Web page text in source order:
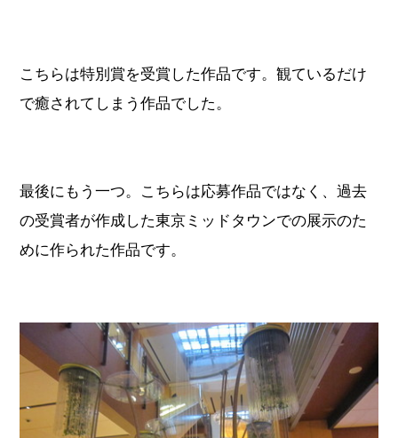
こちらは特別賞を受賞した作品です。観ているだけ
で癒されてしまう作品でした。
最後にもう一つ。こちらは応募作品ではなく、過去
の受賞者が作成した東京ミッドタウンでの展示のた
めに作られた作品です。